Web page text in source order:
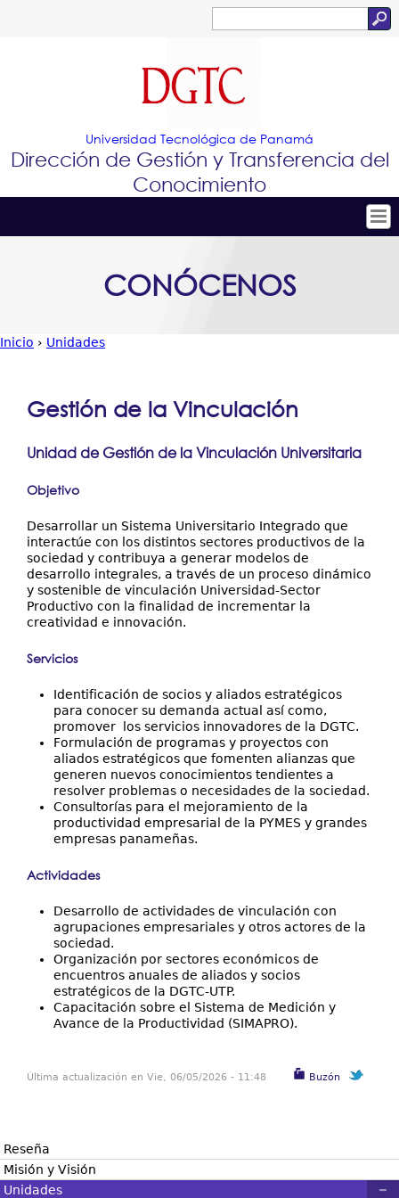
Jump to navigation
de
búsqueda
Universidad Tecnológica de Panamá
Dirección de Gestión y Transferencia del
Conocimiento
Conócenos
Resultados y Casos de Éxito
Centros Regionales
CONÓCENOS
está
Inicio › Unidades
Gestión de la Vinculación
Unidad de Gestión de la Vinculación Universitaria
Objetivo
Desarrollar un Sistema Universitario Integrado que
interactúe con los distintos sectores productivos de la
sociedad y contribuya a generar modelos de
desarrollo integrales, a través de un proceso dinámico
y sostenible de vinculación Universidad-Sector
Productivo con la finalidad de incrementar la
creatividad e innovación.
Servicios
Identificación de socios y aliados estratégicos
para conocer su demanda actual así como,
promover los servicios innovadores de la DGTC.
Formulación de programas y proyectos con
aliados estratégicos que fomenten alianzas que
generen nuevos conocimientos tendientes a
resolver problemas o necesidades de la sociedad.
Consultorías para el mejoramiento de la
productividad empresarial de la PYMES y grandes
empresas panameñas.
Actividades
Desarrollo de actividades de vinculación con
agrupaciones empresariales y otros actores de la
sociedad.
Organización por sectores económicos de
encuentros anuales de aliados y socios
estratégicos de la DGTC-UTP.
Capacitación sobre el Sistema de Medición y
Avance de la Productividad (SIMAPRO).
Buzón
Última actualización en Vie, 06/05/2026 - 11:48
Reseña
Misión y Visión
Unidades